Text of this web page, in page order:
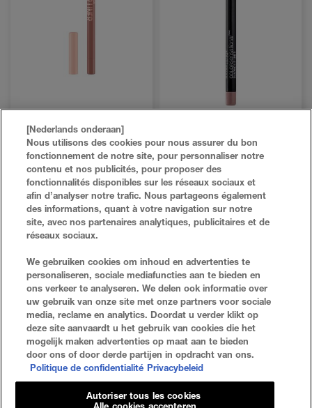
10 TINTEN
NU KOPEN LIFTER LINER ON IT LIP LINER
5 TINTEN
NU KOPEN
VEELGESTELDE VRAGEN
NEEM CONTACT MET ONS OP
ZOEKEN
SITE-OVERZICHT
Privacybeleid Algemene Voorwaarden
Cookie-Instellingen
[Nederlands onderaan]
Nous utilisons des cookies pour nous assurer du bon
fonctionnement de notre site, pour personnaliser notre
contenu et nos publicités, pour proposer des
fonctionnalités disponibles sur les réseaux sociaux et
afin d’analyser notre trafic. Nous partageons également
des informations, quant à votre navigation sur notre
site, avec nos partenaires analytiques, publicitaires et de
réseaux sociaux.
We gebruiken cookies om inhoud en advertenties te
personaliseren, sociale mediafuncties aan te bieden en
ons verkeer te analyseren. We delen ook informatie over
uw gebruik van onze site met onze partners voor sociale
media, reclame en analytics. Doordat u verder klikt op
deze site aanvaardt u het gebruik van cookies die het
mogelijk maken advertenties op maat aan te bieden
door ons of door derde partijen in opdracht van ons.
Politique de confidentialité Privacybeleid
Autoriser tous les cookies